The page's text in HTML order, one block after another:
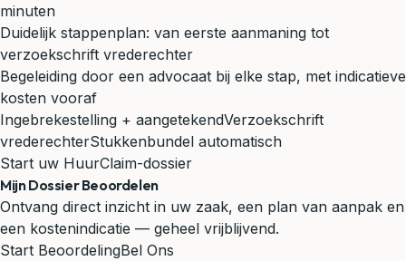
minuten
Duidelijk stappenplan: van eerste aanmaning tot
verzoekschrift vrederechter
Begeleiding door een advocaat bij elke stap, met indicatieve
kosten vooraf
Ingebrekestelling + aangetekendVerzoekschrift
vrederechterStukkenbundel automatisch
Start uw HuurClaim-dossier
Mijn Dossier Beoordelen
Ontvang direct inzicht in uw zaak, een plan van aanpak en
een kostenindicatie — geheel vrijblijvend.
Start BeoordelingBel Ons